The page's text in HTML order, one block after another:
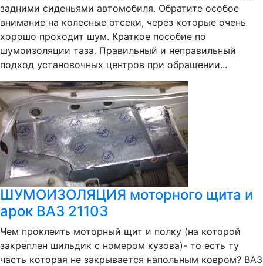
задними сиденьями автомобиля. Обратите особое
внимание на колесные отсеки, через которые очень
хорошо проходит шум. Краткое пособие по
шумоизоляции таза. Правильный и неправильный
подход установочных центров при обращении...
ШУМОИЗОЛЯЦИЯ моторного щита и
арок ВАЗ 21103
Чем проклеить моторный щит и полку (на которой
закреплен шильдик с номером кузова)- то есть ту
часть которая не закрывается напольным ковром? ВАЗ